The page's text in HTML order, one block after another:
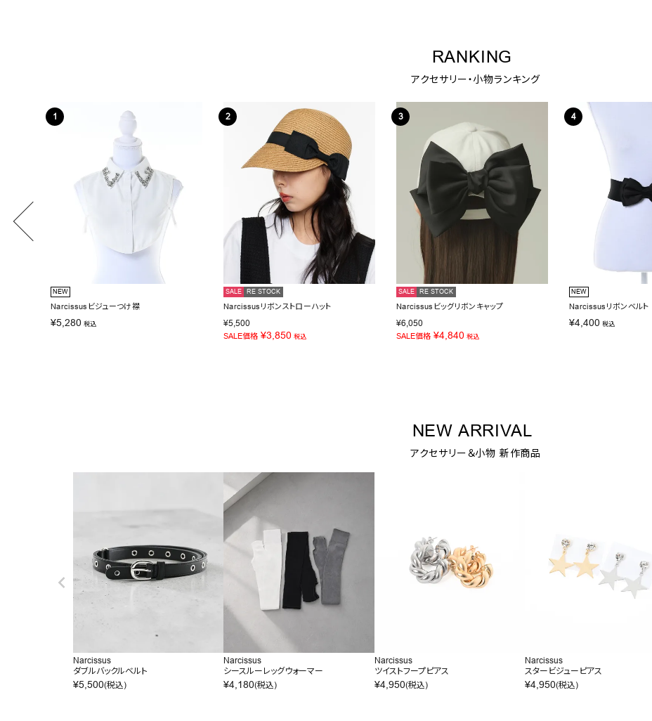
RANKING
アクセサリー・小物ランキング
NEW
Narcissusビジューつけ襟
¥5,280 税込
SALE RE STOCK
Narcissusリボンストローハット
¥5,500
SALE価格 ¥3,850 税込
SALE RE STOCK
Narcissusビッグリボンキャップ
¥6,050
SALE価格 ¥4,840 税込
NEW
Narcissusリボンベルト
¥4,400 税込
NEW ARRIVAL
アクセサリー＆小物 新作商品
Narcissus
ダブルバックルベルト
¥5,500(税込)
Narcissus
シースルーレッグウォーマー
¥4,180(税込)
Narcissus
ツイストフープピアス
¥4,950(税込)
Narcissus
スタービジューピアス
¥4,950(税込)